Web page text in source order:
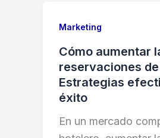
Marketing
Cómo aumentar
reservaciones
Estrategias
éxito
En un mercado